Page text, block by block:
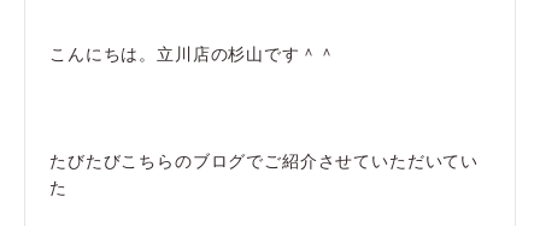
こんにちは。立川店の杉山です＾＾
たびたびこちらのブログでご紹介させていただいてい
た